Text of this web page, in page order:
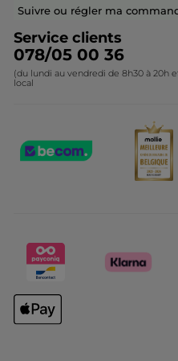
Contactez-nous
Suivre ou régler ma
Service clients
078/05 00 36
(du lundi au vendredi de 8h30 à 20h
local